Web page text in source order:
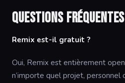
Questions
Remix est-il gratuit ?
Oui, Remix est entièrement
n’importe quel projet, personnel